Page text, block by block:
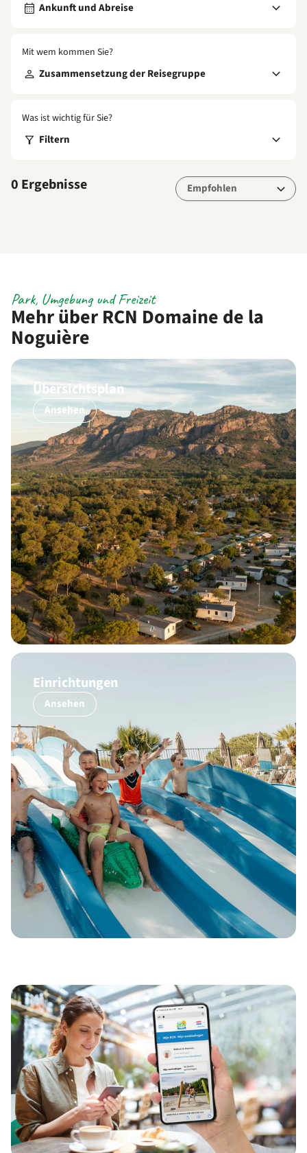
Ankunft und Abreise
Mit wem kommen Sie?
Zusammensetzung der Reisegruppe
Was ist wichtig für Sie?
Filtern
0 Ergebnisse
Mehr über RCN Domaine de la
Noguière
Park, Umgebung und Freizeit
Übersichtsplan
Ansehen
Einrichtungen
Ansehen